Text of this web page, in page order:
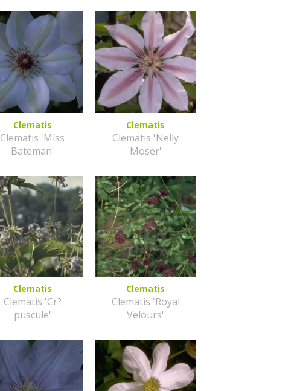
Clematis
Clematis 'Miss
Bateman'
Clematis
Clematis 'Nelly
Moser'
Clematis
Clematis 'Cr?
puscule'
Clematis
Clematis 'Royal
Velours'